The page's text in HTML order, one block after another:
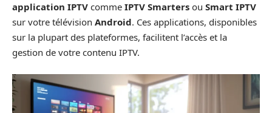
application IPTV comme IPTV Smarters ou Smart IPTV
sur votre télévision Android. Ces applications, disponibles
sur la plupart des plateformes, facilitent l’accès et la
gestion de votre contenu IPTV.